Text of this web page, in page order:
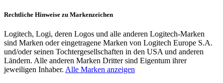
Rechtliche Hinweise zu Markenzeichen
Logitech, Logi, deren Logos und alle anderen Logitech-Marken
sind Marken oder eingetragene Marken von Logitech Europe S.A.
und/oder seinen Tochtergesellschaften in den USA und anderen
Ländern. Alle anderen Marken Dritter sind Eigentum ihrer
jeweiligen Inhaber. Alle Marken anzeigen